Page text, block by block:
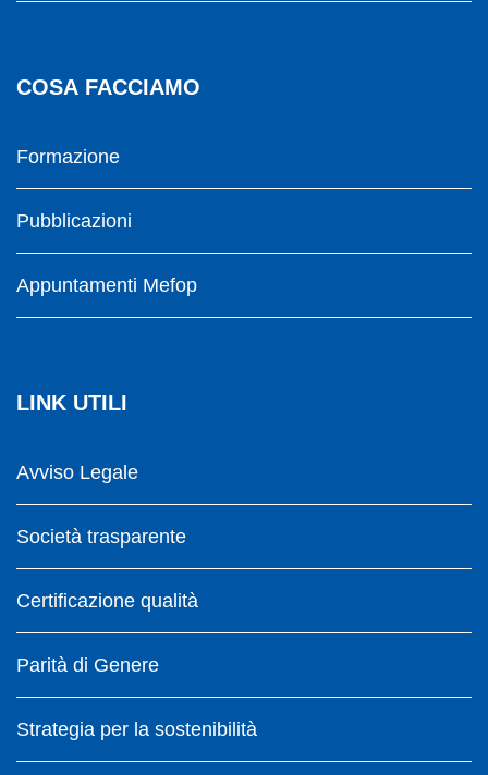
COSA FACCIAMO
Formazione
Pubblicazioni
Appuntamenti Mefop
LINK UTILI
Avviso Legale
Società trasparente
Certificazione qualità
Parità di Genere
Strategia per la sostenibilità